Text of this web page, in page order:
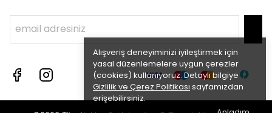
Alışveriş deneyiminizi iyileştirmek için
yasal düzenlemelere uygun çerezler
(cookies) kullanıyoruz. Detaylı bilgiye
Gizlilik ve Çerez Politikası sayfamızdan
erişebilirsiniz.